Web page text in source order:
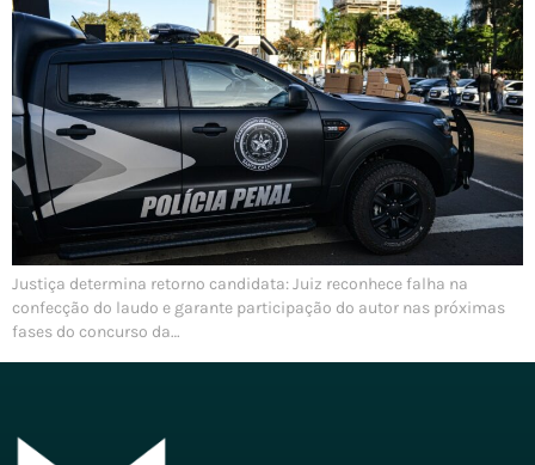
Justiça determina retorno candidata: Juiz reconhece falha na
confecção do laudo e garante participação do autor nas próximas
fases do concurso da…